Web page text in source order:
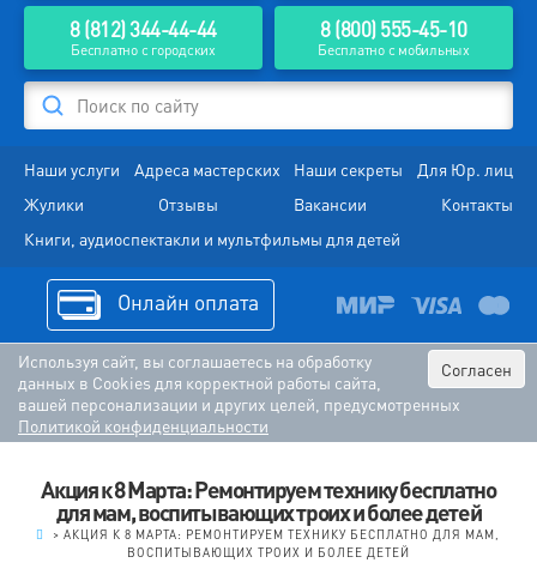
8 (812) 344-44-44
Бесплатно с городских
8 (800) 555-45-10
Бесплатно с мобильных
Поиск по сайту
Наши услуги Адреса мастерских Наши секреты
Для Юр. лиц
Жулики
Отзывы Вакансии
Контакты
Книги, аудиоспектакли и мультфильмы для детей
Онлайн оплата
Согласен
Используя сайт, вы соглашаетесь на обработку
данных в Cookies для корректной работы сайта,
вашей персонализации и других целей, предусмотренных
Политикой конфиденциальности
Акция к 8 Марта: Ремонтируем технику бесплатно
для мам, воспитывающих троих и более детей
>АКЦИЯ К 8 МАРТА: РЕМОНТИРУЕМ ТЕХНИКУ БЕСПЛАТНО ДЛЯ МАМ,
ВОСПИТЫВАЮЩИХ ТРОИХ И БОЛЕЕ ДЕТЕЙ